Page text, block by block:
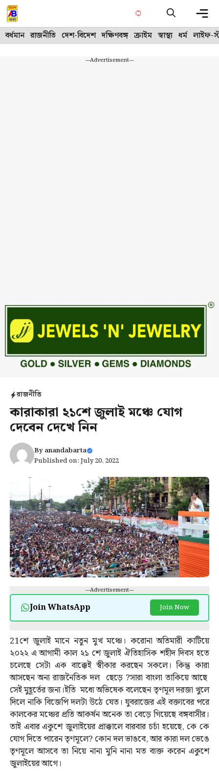
Skip
to
content
বর্ধমান রাজনীতি দেশ-বিদেশ দক্ষিণবঙ্গ ক্রাইম স্বাস্থ্য ধর্ম লাইফ-
---Advertisement---
রাজনীতি
কারাকারা ২১শে জুলাই মঞ্চে যোগ
দেবেন দেখে নিন
Byanandabarta
Published on: July 20, 2022
---Advertisement---
Join WhatsApp Join Now
21শে জুলাই মানে নতুন মুখ মঞ্চে। করোনা অতিমারী কাটিয়ে
২০২২ এ আগামী কাল ২১ শে জুলাই ঐতিহাসিক শহীদ দিবস হতে
চলেছে সেটা এক বাক্কেই স্বীকার করছেন সকলে। কিন্তু কারা
আসছেন অন্য রাজনৈতিক দল ছেড়ে ?সারা বাংলা তাকিয়ে আছে
সেই মুহূর্তের জন্য।ইতি মধ্যে অভিষেক বলেছেন তৃণমূল দরজা খুলে
দিলে নাকি বিজেপি দলটা উঠে যেত। যুবরাজের এই বক্ত্যবের পরে
কালকের মঞ্চের প্রতি আকর্ষন অনেক তা বেড়ে গিয়েছে বঙ্গবাসীর।
তাই এবার একুশে জুলাইয়ের প্রাক্কালে বারবার চর্চা হয়েছে, কে কে
যোগ দিতে পারেন তৃণমূলে? কোন দল ভাঙবে, আর কারা দল ভেঙে
তৃণমূলে আসবে তা নিয়ে নানা মুনি নানা মত ব্যক্ত করেন একুশে
জুলাইয়ের আগে।